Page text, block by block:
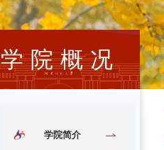
学院概况
学院简介